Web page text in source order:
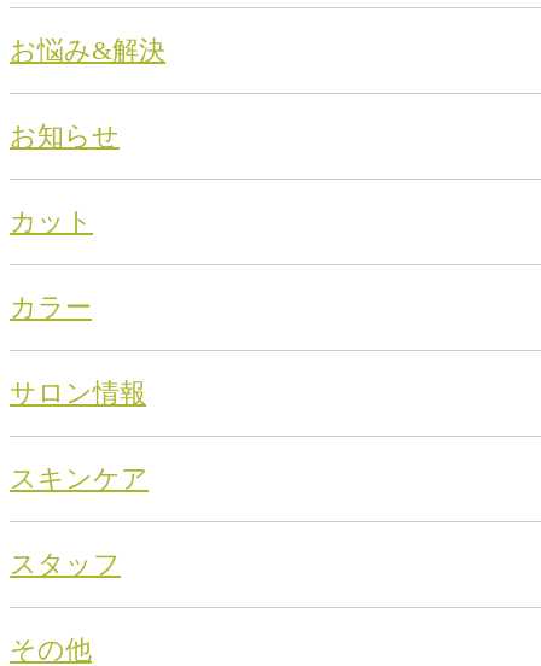
お悩み&解決
お知らせ
カット
カラー
サロン情報
スキンケア
スタッフ
その他